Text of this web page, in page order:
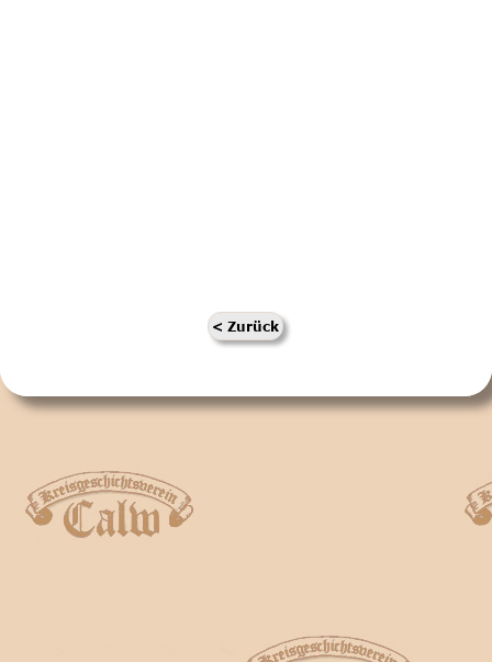
< Zurück